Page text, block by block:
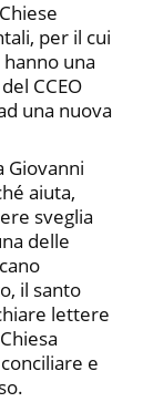
per il cui
una
CCEO
una nuova
Giovanni
aiuta,
sveglia
delle
il santo
lettere
e